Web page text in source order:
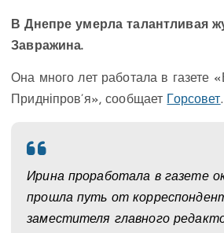
В Днепре умерла талантливая
Завражина.
Она много лет работала в газете
Придніпров’я», сообщает
Горсовет.
Ирина проработала в газете
прошла путь от
заместителя главного